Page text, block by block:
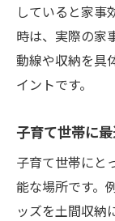
していると家事
時は、実際の家
動線や収納を具
イントです。
子育て世帯に
子育て世帯にと
能な場所です。
ッズを土間収納